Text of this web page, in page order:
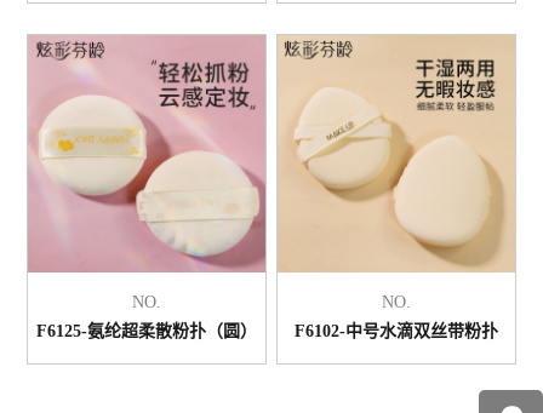
NO.
F6125-氨纶超柔散粉扑（圆）
NO.
F6102-中号水滴双丝带粉扑